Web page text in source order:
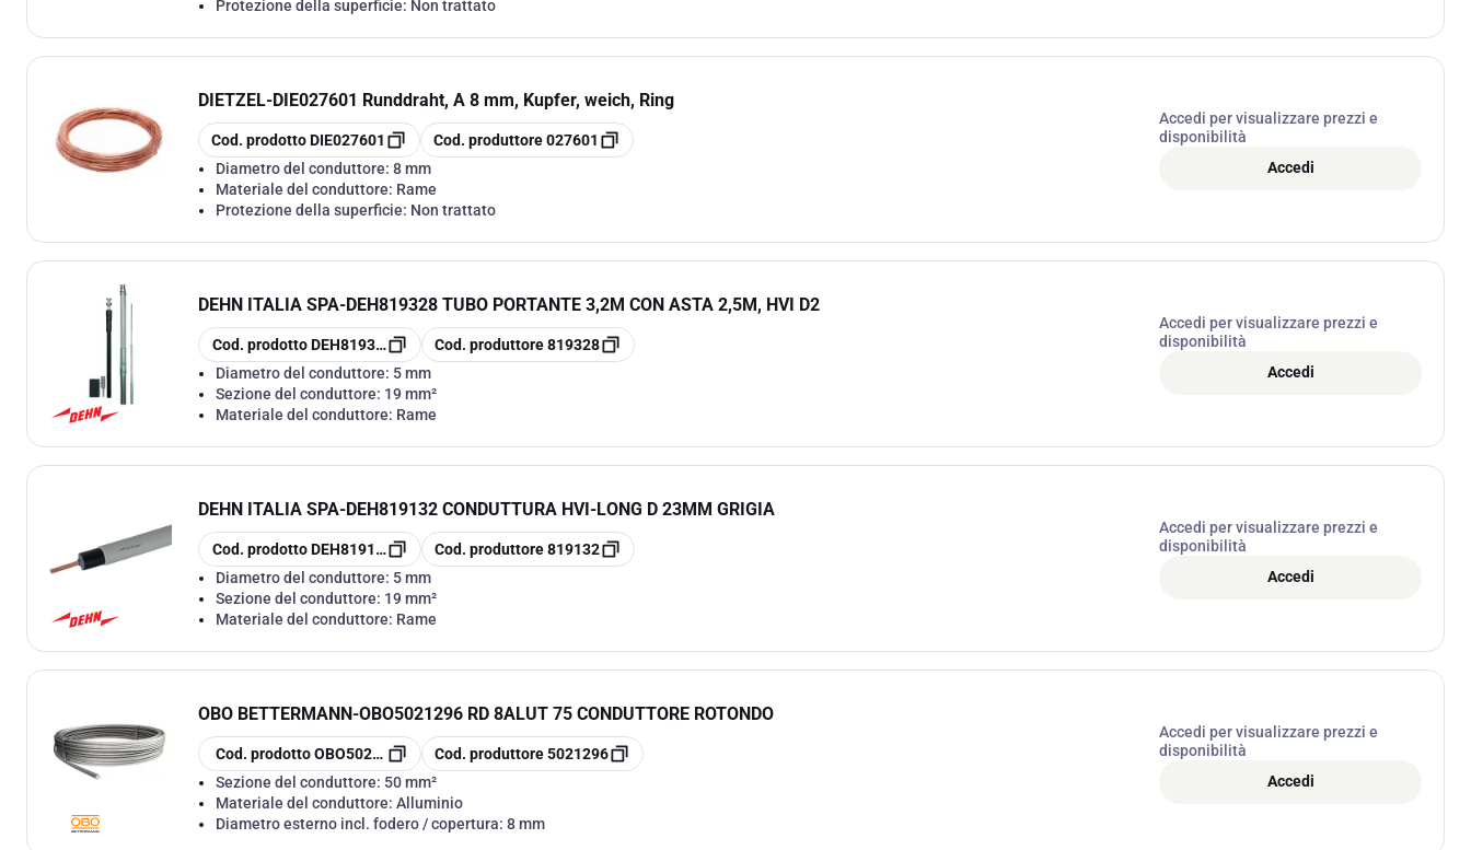
Protezione della superficie: Non trattato
DIETZEL-DIE027601 Runddraht, A 8 mm, Kupfer, weich, Ring
copia
Cod. prodottoDIE027601 copia
Cod. produttore027601
Diametro del conduttore: 8 mm
Materiale del conduttore: Rame
Protezione della superficie: Non trattato
Accedi per visualizzare prezzi e
disponibilità
Accedi
DEHN ITALIA SPA-DEH819328 TUBO PORTANTE 3,2M CON ASTA 2,5M, HVI D2
copia
Cod. prodotto DEH819328 copia
Cod. produttore819328
Diametro del conduttore: 5 mm
Sezione del conduttore: 19 mm²
Materiale del conduttore: Rame
Accedi per visualizzare prezzi e
disponibilità
Accedi
DEHN ITALIA SPA-DEH819132 CONDUTTURA HVI-LONG D 23MM GRIGIA
copia
Cod. prodotto DEH819132 copia
Cod. produttore819132
Diametro del conduttore: 5 mm
Sezione del conduttore: 19 mm²
Materiale del conduttore: Rame
Accedi per visualizzare prezzi e
disponibilità
Accedi
OBO BETTERMANN-OBO5021296 RD 8ALUT 75 CONDUTTORE ROTONDO
copiaCod. prodotto OBO5021296 copia
Cod. produttore5021296
Sezione del conduttore: 50 mm²
Materiale del conduttore: Alluminio
Diametro esterno incl. fodero / copertura: 8 mm
Accedi per visualizzare prezzi e
disponibilità
Accedi